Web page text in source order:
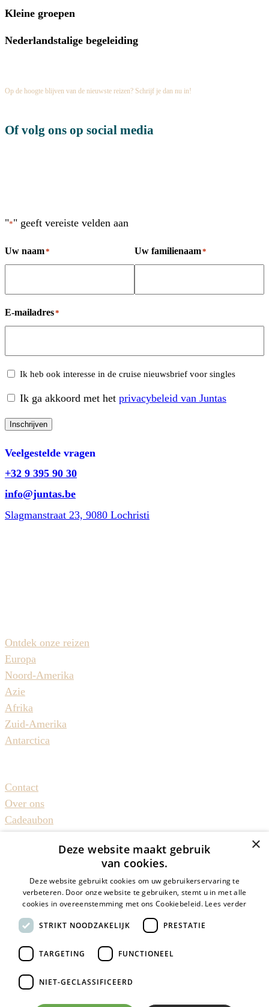
Kleine groepen
Nederlandstalige begeleiding
Op de hoogte blijven van de nieuwste reizen? Schrijf je dan nu in!
Of volg ons op social media
"*" geeft vereiste velden aan
Uw naam* Uw familienaam*
E-mailadres*
CruisesIk heb ook interesse in de cruise nieuwsbrief voor singles
Consent
Ik ga akkoord met het privacybeleid van Juntas
Inschrijven
Veelgestelde vragen
+32 9 395 90 30
info@juntas.be
Slagmanstraat 23, 9080 Lochristi
Ontdek onze reizen
Europa
Noord-Amerika
Azie
Afrika
Zuid-Amerika
Antarctica
Contact
Over ons
Cadeaubon
Groepsreizen50plus
Inspiratie & meer
Cruise info
Reisverhalen
Reisblog
Nieuws
Vacatures
© Juntas 2024
×
Deze website maakt gebruik
van cookies.
Deze website gebruikt cookies om uw gebruikerservaring te
verbeteren. Door onze website te gebruiken, stemt u in met alle
cookies in overeenstemming met ons Cookiebeleid. Lees verder
STRIKT NOODZAKELIJK PRESTATIE
TARGETING FUNCTIONEEL
NIET-GECLASSIFICEERD